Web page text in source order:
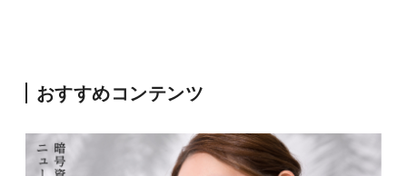
おすすめコンテンツ